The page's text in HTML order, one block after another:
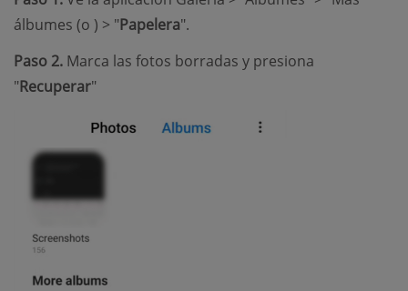
álbumes (o ) > "Papelera".
Paso 2. Marca las fotos borradas y presiona
"Recuperar"